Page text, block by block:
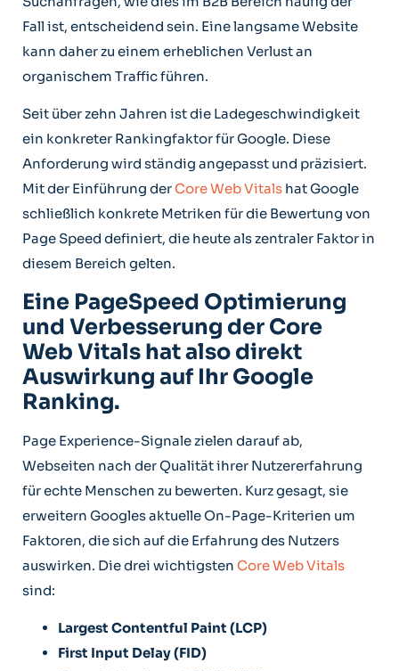
Fall ist, entscheidend sein. Eine langsame Website
kann daher zu einem erheblichen Verlust an
organischem Traffic führen.
Seit über zehn Jahren ist die Ladegeschwindigkeit
ein konkreter Rankingfaktor für Google. Diese
Anforderung wird ständig angepasst und präzisiert.
Mit der Einführung derCore Web Vitals hat Google
schließlich konkrete Metriken für die Bewertung von
Page Speed definiert, die heute als zentraler Faktor in
diesem Bereich gelten.
Eine PageSpeed Optimierung
und Verbesserung der Core
Web Vitals hat also direkt
Auswirkung auf Ihr Google
Ranking.
Page Experience-Signale zielen darauf ab,
Webseiten nach der Qualität ihrer Nutzererfahrung
für echte Menschen zu bewerten. Kurz gesagt, sie
erweitern Googles aktuelle On-Page-Kriterien um
Faktoren, die sich auf die Erfahrung des Nutzers
auswirken. Die drei wichtigsten Core Web Vitals
sind:
Largest Contentful Paint (LCP)
First Input Delay (FID)